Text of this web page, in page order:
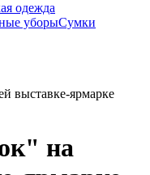
одежда
уборыСумки
выставке-ярмарке
на